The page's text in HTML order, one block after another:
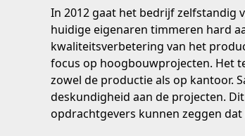
In 2012 gaat het bedrijf zelfstandig
huidige eigenaren timmeren hard
kwaliteitsverbetering van het
focus op hoogbouwprojecten. Het
zowel de productie als op kantoor.
deskundigheid aan de projecten.
opdrachtgevers kunnen zeggen